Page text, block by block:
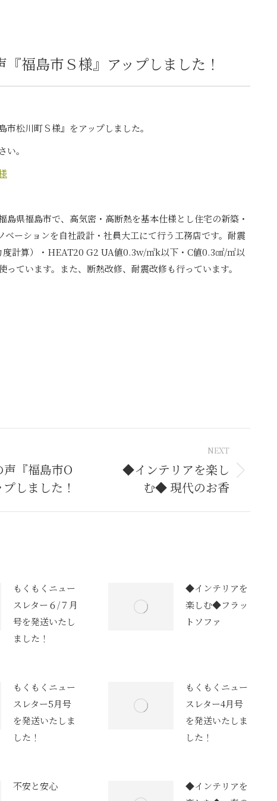
『福島市Ｓ様』アップしました！
市松川町Ｓ様』をアップしました。
い。
島県福島市で、高気密・高断熱を基本仕様とし住宅の新築・
ベーションを自社設計・社員大工にて行う工務店です。耐震
度計算）・HEAT20 G2 UA値0.3w/㎡k以下・C値0.3㎠/㎡以
っています。また、断熱改修、耐震改修も行っています。
声『福島市О
しました！
NEXT
Next
◆インテリアを楽し
む◆ 現代のお香
もくもくニュー
スレター６/７月
号を発送いたし
ました！
◆インテリアを
楽しむ◆フラッ
トソファ
もくもくニュー
スレター5月号
を発送いたしま
した！
もくもくニュー
スレター4月号
を発送いたしま
した！
不安と安心
◆インテリアを